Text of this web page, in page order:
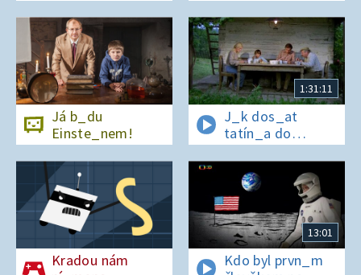
Já b_du
Einste_nem!
1:31:11
J_k dos_at
tatín_a do
polepš_vny
Kradou nám
13:01
Kdo byl prvn_m